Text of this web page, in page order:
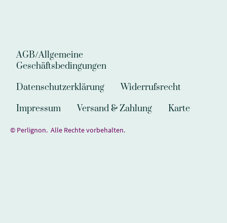
AGB/Allgemeine
Geschäftsbedingungen
Datenschutzerklärung
Widerrufsrecht
Impressum
Versand & Zahlung Karte
© Perlignon. Alle Rechte vorbehalten.